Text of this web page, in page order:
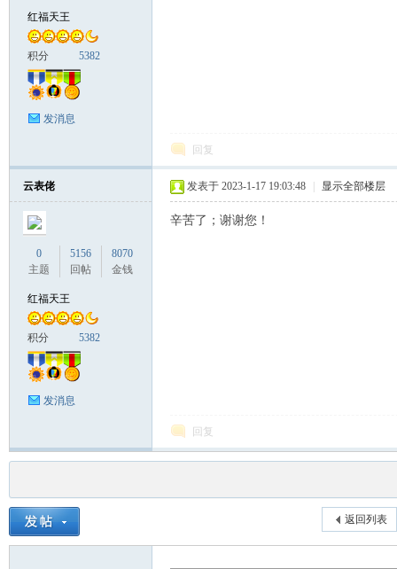
红福天王
积分 5382
发消息
回复
云表佬
0
主题
5156
回帖
8070
金钱
红福天王
积分 5382
发消息
发表于 2023-1-17 19:03:48 显示全部楼层
辛苦了；谢谢您！
回复
返回列表